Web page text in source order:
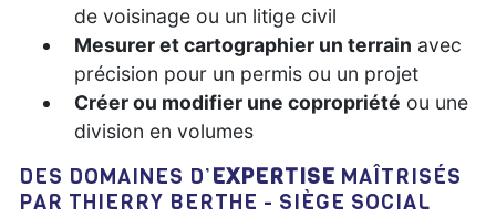
de voisinage ou un litige civil
Mesurer et cartographier un terrain avec
précision pour un permis ou un projet
Créer ou modifier une copropriété ou une
division en volumes
DES DOMAINES D’EXPERTISE MAÎTRISÉS
PAR THIERRY BERTHE - SIÈGE SOCIAL